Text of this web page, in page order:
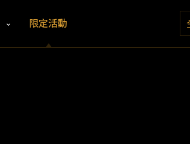
限定活動